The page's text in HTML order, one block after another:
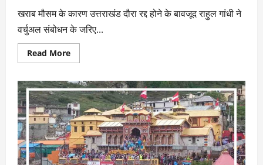
खराब मौसम के कारण उत्तराखंड दौरा रद्द होने के बावजूद राहुल गांधी ने
वर्चुअल संबोधन के जरिए...
Read MoreRead
more
रद्द
लेकिन
संदेश
स्पष्ट,
राहुल
गांधी
ने
गिनाए
चुनावी
मुद्दे